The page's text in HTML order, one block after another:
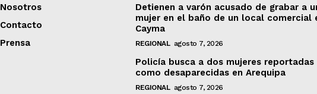
Nosotros
Contacto
Prensa
Detienen a varón acusado de grabar a
mujer en el baño de un local comercial
Cayma
REGIONAL agosto 7, 2026
Policía busca a dos mujeres reportadas
como desaparecidas en Arequipa
REGIONAL agosto 7, 2026